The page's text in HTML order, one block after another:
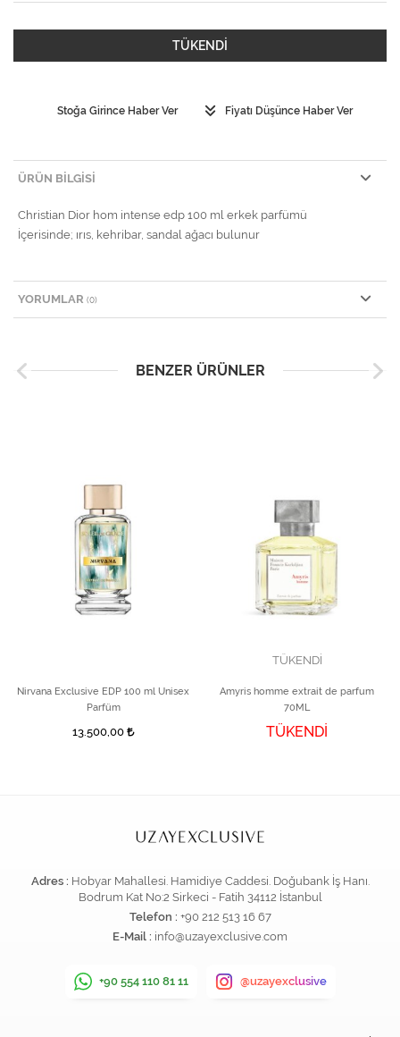
TÜKENDİ
Stoğa Girince Haber Ver Fiyatı Düşünce Haber Ver
ÜRÜN BILGISI
Christian Dior hom intense edp 100 ml erkek parfümü
İçerisinde; ırıs, kehribar, sandal ağacı bulunur
YORUMLAR (0)
BENZER ÜRÜNLER
Nirvana Exclusive EDP 100 ml Unisex
Parfüm
13.500,00
TÜKENDİ
Amyris homme extrait de parfum
70ML
TÜKENDİ
Adres : Hobyar Mahallesi. Hamidiye Caddesi. Doğubank İş Hanı.
Bodrum Kat No:2 Sirkeci - Fatih 34112 İstanbul
Telefon : +90 212 513 16 67
E-Mail : info@uzayexclusive.com
+90 554 110 81 11 @uzayexclusive